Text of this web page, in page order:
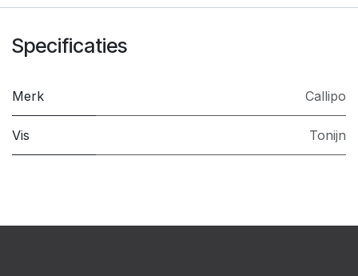
Specificaties
Merk Callipo
Vis Tonijn